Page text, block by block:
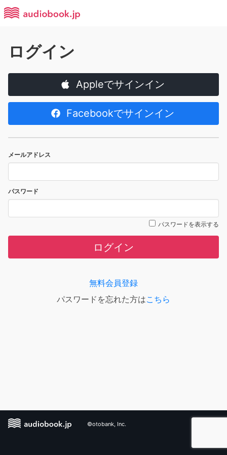
ログイン
Appleでサインイン
Facebookでサインイン
メールアドレス
パスワード
パスワードを表示する
ログイン
無料会員登録
パスワードを忘れた方はこちら
©otobank, Inc.